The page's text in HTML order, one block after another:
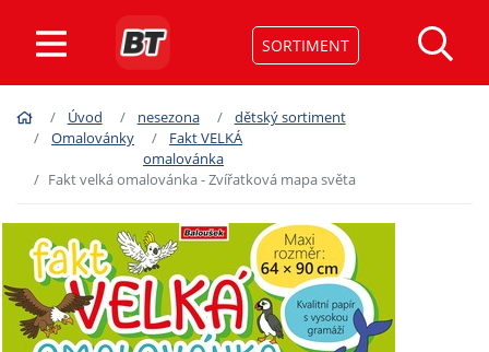
SORTIMENT
Úvod nesezona
dětský sortiment
Omalovánky
Fakt VELKÁ
omalovánka
Fakt velká omalovánka - Zvířatková mapa světa